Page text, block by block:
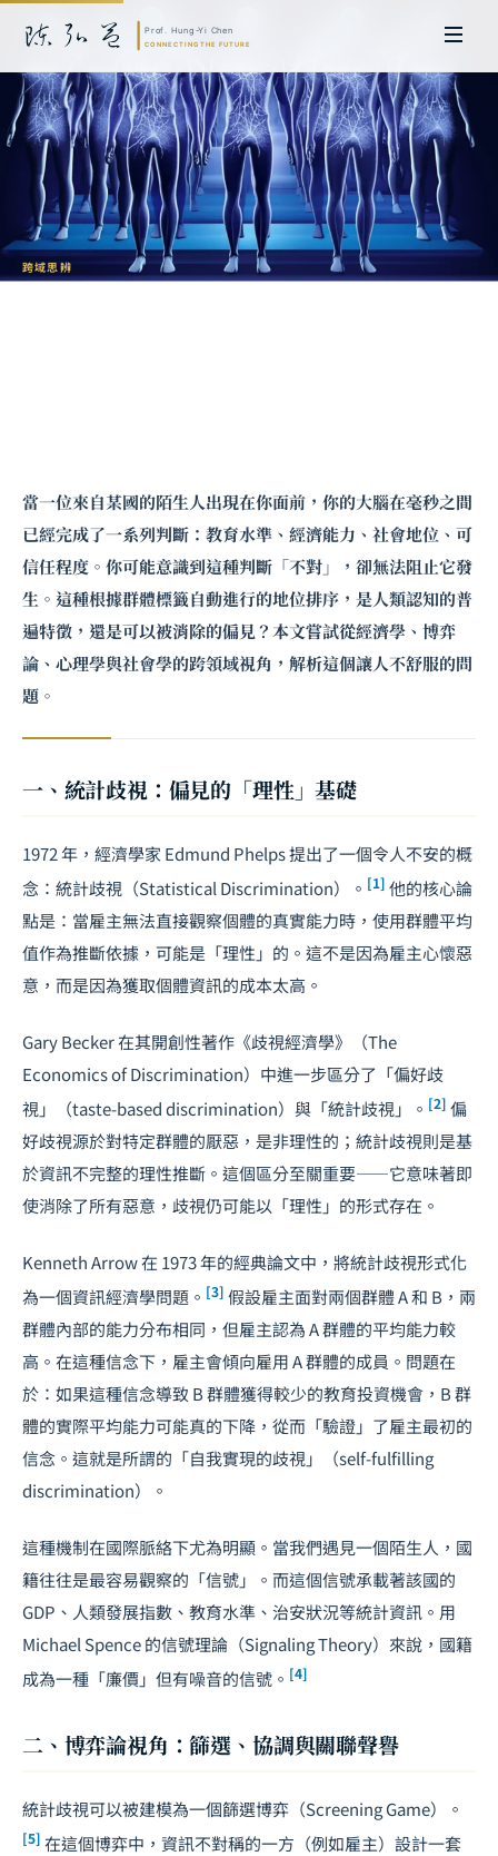
跨域思辨
當一位來自某國的陌生人出現在你面前，你的大腦在毫秒之間
已經完成了一系列判斷：教育水準、經濟能力、社會地位、可
信任程度。你可能意識到這種判斷「不對」，卻無法阻止它發
生。這種根據群體標籤自動進行的地位排序，是人類認知的普
遍特徵，還是可以被消除的偏見？本文嘗試從經濟學、博弈
論、心理學與社會學的跨領域視角，解析這個讓人不舒服的問
題。
一、統計歧視：偏見的「理性」基礎
1972 年，經濟學家 Edmund Phelps 提出了一個令人不安的概
念：統計歧視（Statistical Discrimination）。 [1] 他的核心論
點是：當雇主無法直接觀察個體的真實能力時，使用群體平均
值作為推斷依據，可能是「理性」的。這不是因為雇主心懷惡
意，而是因為獲取個體資訊的成本太高。
Gary Becker 在其開創性著作《歧視經濟學》（The
Economics of Discrimination）中進一步區分了「偏好歧
視」（taste-based discrimination）與「統計歧視」。 [2] 偏
好歧視源於對特定群體的厭惡，是非理性的；統計歧視則是基
於資訊不完整的理性推斷。這個區分至關重要——它意味著即
使消除了所有惡意，歧視仍可能以「理性」的形式存在。
Kenneth Arrow 在 1973 年的經典論文中，將統計歧視形式化
為一個資訊經濟學問題。 [3] 假設雇主面對兩個群體 A 和 B，兩
群體內部的能力分布相同，但雇主認為 A 群體的平均能力較
高。在這種信念下，雇主會傾向雇用 A 群體的成員。問題在
於：如果這種信念導致 B 群體獲得較少的教育投資機會，B 群
體的實際平均能力可能真的下降，從而「驗證」了雇主最初的
信念。這就是所謂的「自我實現的歧視」（self-fulfilling
discrimination）。
這種機制在國際脈絡下尤為明顯。當我們遇見一個陌生人，國
籍往往是最容易觀察的「信號」。而這個信號承載著該國的
GDP、人類發展指數、教育水準、治安狀況等統計資訊。用
Michael Spence 的信號理論（Signaling Theory）來說，國籍
成為一種「廉價」但有噪音的信號。 [4]
二、博弈論視角：篩選、協調與關聯聲譽
統計歧視可以被建模為一個篩選博弈（Screening Game）。
[5] 在這個博弈中，資訊不對稱的一方（例如雇主）設計一套